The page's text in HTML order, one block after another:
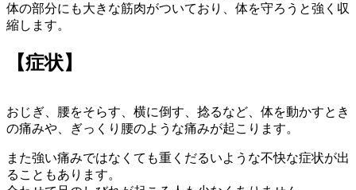
体の部分にも大きな筋肉がついており、体を守ろうと強く収
縮します。
【症状】
おじぎ、腰をそらす、横に倒す、捻るなど、体を動かすとき
の痛みや、ぎっくり腰のような痛みが起こります。
また強い痛みではなくても重くだるいような不快な症状が出
ることもあります。